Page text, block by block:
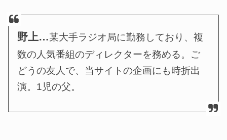
野上…某大手ラジオ局に勤務しており 、複
数の人気番組のディレクターを務める。ご
どうの友人で、当サイトの企画にも時折出
演。1児の父。